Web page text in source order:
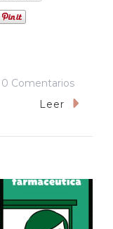
0 ComentariosEn
La
Un
Leer